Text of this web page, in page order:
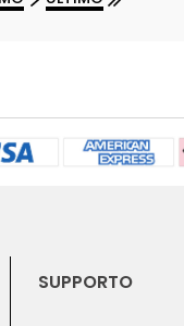
SUPPORTO